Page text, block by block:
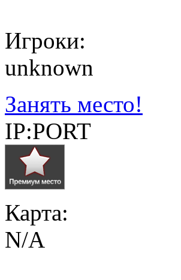
Игроки:
unknown
Занять место!
IP:PORT
Карта:
N/A